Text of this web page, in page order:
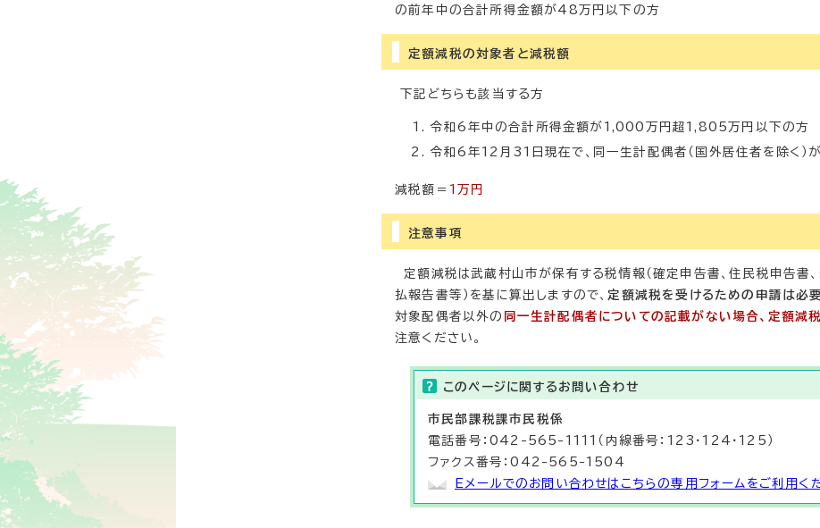
の前年中の合計所得金額が48万円以下の方
定額減税の対象者と減税額
下記どちらも該当する方
令和6年中の合計所得金額が1,000万円超1,805万円以下の方
令和6年12月31日現在で、同一生計配偶者（国外居住者を除く）
減税額＝ 1万円
注意事項
定額減税は武蔵村山市が保有する税情報（確定申告書、住民税申告書
払報告書等）を基に算出しますので、 定額減税を受けるための申請は必
対象配偶者以外の 同一生計配偶者についての記載がない場合、定額減
注意ください。
このページに関する お問い合わせ
市民部課税課市民税係
電話番号：042-565-1111（内線番号：123・124・125）
ファクス番号：042-565-1504
Eメールでのお問い合わせはこちらの専用フォームをご利用くだ